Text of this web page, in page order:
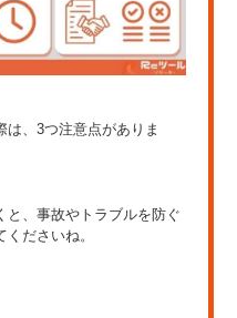
は、3つ注意点がありま
と、事故やトラブルを防ぐ
ださいね。